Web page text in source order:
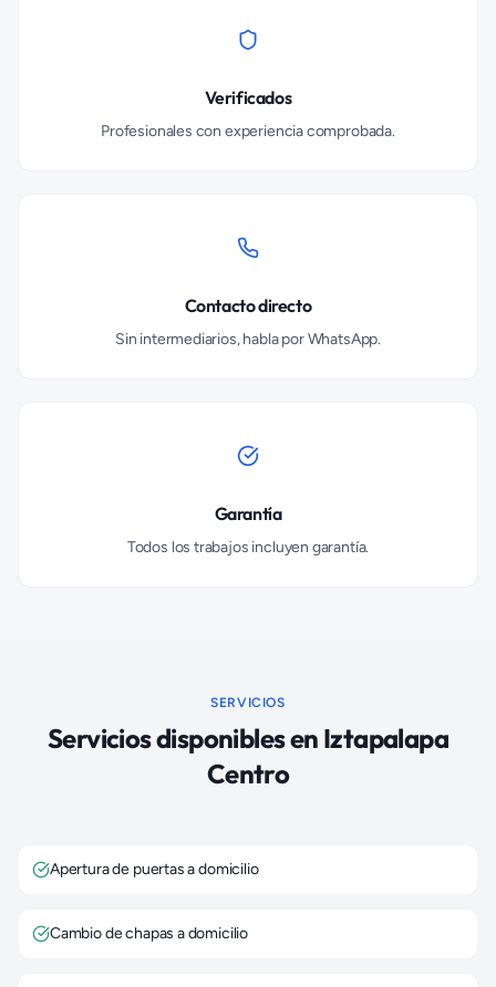
Verificados
Profesionales con experiencia comprobada.
Contacto directo
Sin intermediarios, habla por WhatsApp.
Garantía
Todos los trabajos incluyen garantía.
SERVICIOS
Servicios disponibles en Iztapalapa
Centro
Apertura de puertas a domicilio
Cambio de chapas a domicilio